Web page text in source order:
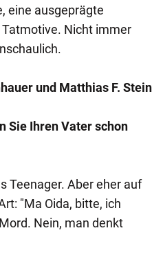
eine ausgeprägte
Nicht immer
und Matthias F. Stein
Sie Ihren Vater schon
Teenager. Aber eher auf
"Ma Oida, bitte, ich
Nein, man denkt